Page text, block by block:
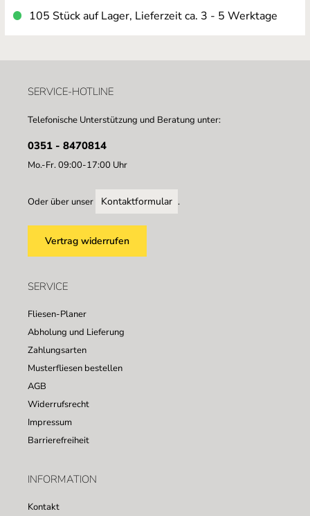
105 Stück auf Lager, Lieferzeit ca. 3 - 5 Werktage
SERVICE-HOTLINE
Telefonische Unterstützung und Beratung unter:
0351 - 8470814
Mo.-Fr. 09:00-17:00 Uhr
Oder über unser Kontaktformular .
Vertrag widerrufen
SERVICE
Fliesen-Planer
Abholung und Lieferung
Zahlungsarten
Musterfliesen bestellen
AGB
Widerrufsrecht
Impressum
Barrierefreiheit
INFORMATION
Kontakt